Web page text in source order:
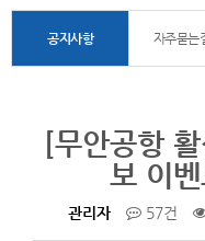
공지사항 자주묻는
[무안공항
보 이
관리자 57건